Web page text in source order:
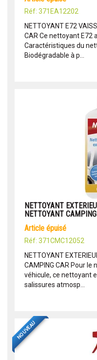
Réf: 371EA12202
NETTOYANT E72
CAR Ce nettoyant E72
Caractéristiques du
Biodégradable à p...
NETTOYANT
NETTOYANT
article épuisé
Réf: 371CMC12052
NETTOYANT
CAMPING CAR Pour le
véhicule, ce nettoyant
salissures atmosp...
NOUVEAU